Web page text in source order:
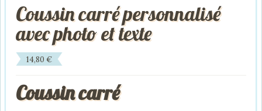
Coussin carré personnalisé
avec photo et texte
14,80 €
Coussin carré